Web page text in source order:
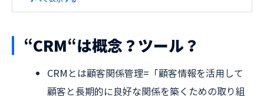
“CRM“は概念？ツール？
CRMとは顧客関係管理=「顧客情報を活用して
顧客と長期的に良好な関係を築くための取り組